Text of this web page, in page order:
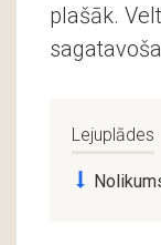
plašāk.
Lejuplādes